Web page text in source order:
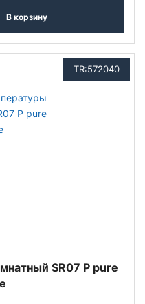
В корзину
TR:572040
SR07 P pure